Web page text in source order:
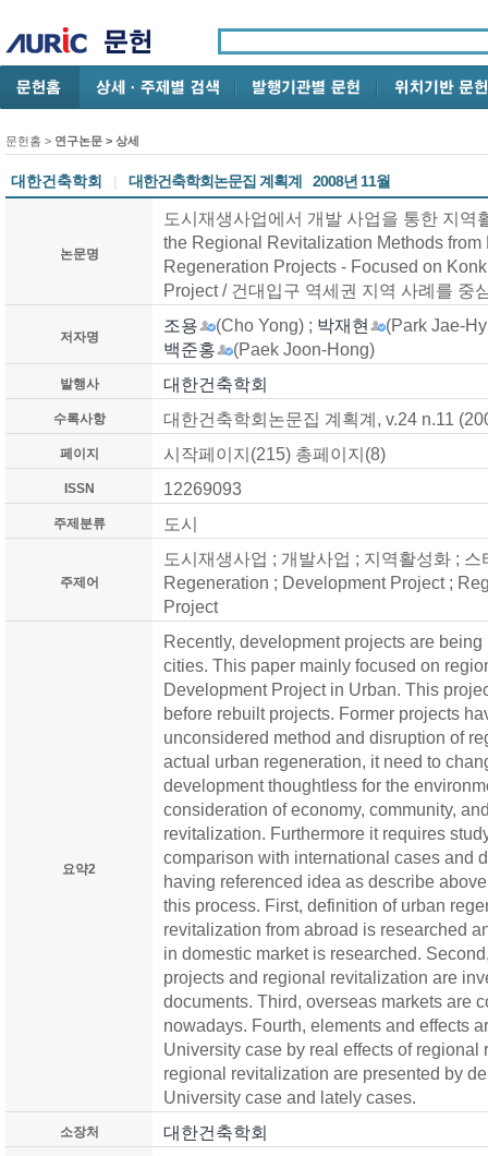
문헌홈 > 연구논문 > 상세
대한건축학회 | 대한건축학회논문집 계획계 2008년 11월
논문명
도시재생사업에서 개발 사업을 통한 지역
the Regional Revitalization Methods
Regeneration Projects - Focused on
Project / 건대입구 역세권 지역 사례를 중
저자명
조용 (Cho Yong) ; 박재현
(Park Jae-
백준홍
(Paek Joon-Hong)
발행사 대한건축학회
수록사항 대한건축학회논문집 계획계, v.24 n.11
페이지 시작페이지(215) 총페이지(8)
ISSN 12269093
주제분류 도시
주제어
도시재생사업 ; 개발사업 ; 지역활성화 ;
Regeneration ; Development Project ;
Project
요약2
Recently, development projects are
cities. This paper mainly focused on
Development Project in Urban. This
before rebuilt projects. Former projects
unconsidered method and disruption of
actual urban regeneration, it need to
development thoughtless for the
consideration of economy, community,
revitalization. Furthermore it requires
comparison with international cases and
having referenced idea as describe
this process. First, definition of urban
revitalization from abroad is researched
in domestic market is researched.
projects and regional revitalization are
documents. Third, overseas markets are
nowadays. Fourth, elements and effects
University case by real effects of regional
regional revitalization are presented by
University case and lately cases.
소장처 대한건축학회